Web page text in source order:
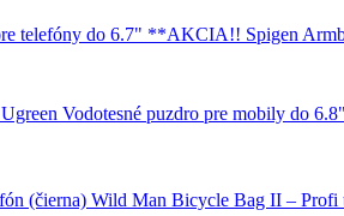
Spigen
Ugreen Vodotesné puzdro pre mobily do
Wild Man Bicycle Bag II – Profi